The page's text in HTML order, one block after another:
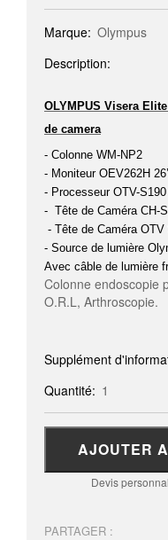
Marque: Olympus
Description:
OLYMPUS Visera
de camera
- Colonne WM-NP2
- Moniteur OEV262H
- Processeur OTV-
- Tête de Caméra CH-
- Tête de Caméra OTV
- Source de lumière
Avec câble de lumière
Colonne endoscopie
O.R.L, Arthroscopie.
Supplément
Quantité: 1
AJOUTER
Devis
PARTAGER :